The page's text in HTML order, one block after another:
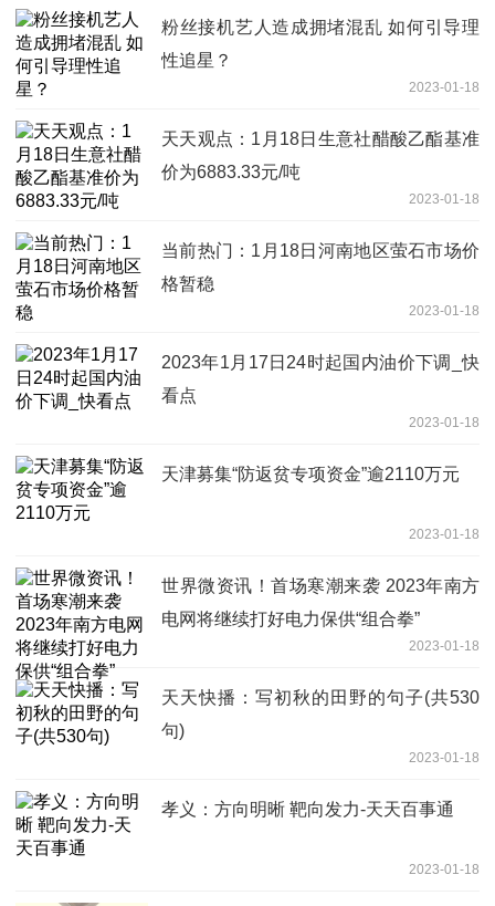
粉丝接机艺人造成拥堵混乱 如何引导理
性追星？
2023-01-18
天天观点：1月18日生意社醋酸乙酯基准
价为6883.33元/吨
2023-01-18
当前热门：1月18日河南地区萤石市场价
格暂稳
2023-01-18
2023年1月17日24时起国内油价下调_快
看点
2023-01-18
天津募集“防返贫专项资金”逾2110万元
2023-01-18
世界微资讯！首场寒潮来袭 2023年南方
电网将继续打好电力保供“组合拳”
2023-01-18
天天快播：写初秋的田野的句子(共530
句)
2023-01-18
孝义：方向明晰 靶向发力-天天百事通
2023-01-18